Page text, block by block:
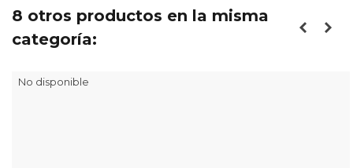
8 otros productos en la misma
categoría:
No disponible